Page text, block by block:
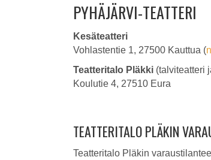
PYHÄJÄRVI-TEATTERI
Kesäteatteri
Vohlastentie 1, 27500 Kauttua (
Teatteritalo Pläkki (talviteatteri
Koulutie 4, 27510 Eura
TEATTERITALO PLÄKIN
Teatteritalo Pläkin